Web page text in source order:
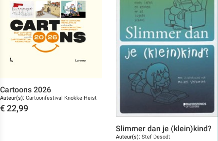
Cartoons 2026
Auteur(s): Cartoonfestival Knokke-Heist
€ 22,99
Slimmer dan je (klein)kind?
Auteur(s): Stef Desodt